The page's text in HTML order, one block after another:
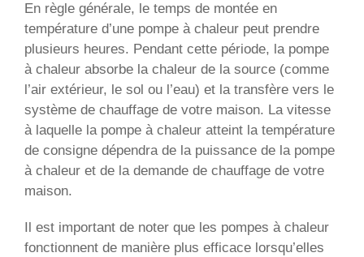
En règle générale, le temps de montée en
température d’une pompe à chaleur peut prendre
plusieurs heures. Pendant cette période, la pompe
à chaleur absorbe la chaleur de la source (comme
l’air extérieur, le sol ou l’eau) et la transfère vers le
système de chauffage de votre maison. La vitesse
à laquelle la pompe à chaleur atteint la température
de consigne dépendra de la puissance de la pompe
à chaleur et de la demande de chauffage de votre
maison.
Il est important de noter que les pompes à chaleur
fonctionnent de manière plus efficace lorsqu’elles